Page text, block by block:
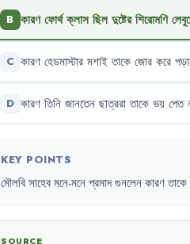
B কারণ ফোর্থ ক্লাস ছিল দুষ্টের শিরোমণি
C কারণ হেডমাস্টার মশাই তাকে জোর করে
D কারণ তিনি জানতেন ছাত্ররা তাকে ভয় পেত
KEY POINTS
মৌলবিসাহেবমনে-মনেপ্রমাদগুনলেনকারণতাকে
SOURCE